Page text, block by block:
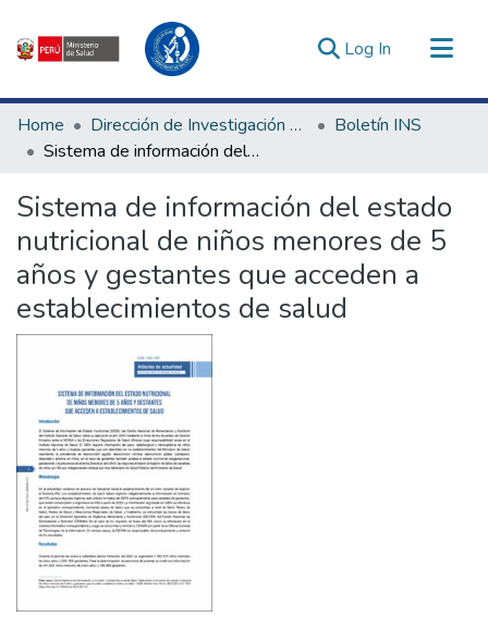
Log In (current)
Communities & Collections
All of DSpace
Estadísticas Externas
Enlaces de interés ▾
Home Dirección de Investigación e Innovación en Salud
Boletín INS
Sistema de información del estado nutricional de niños menores de 5 años y gestantes que acceden a establecimientos de salud
Sistema de información del estado
nutricional de niños menores de 5
años y gestantes que acceden a
establecimientos de salud